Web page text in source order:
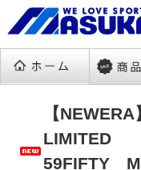
【NEWERA
LIMITED
59FIFTY